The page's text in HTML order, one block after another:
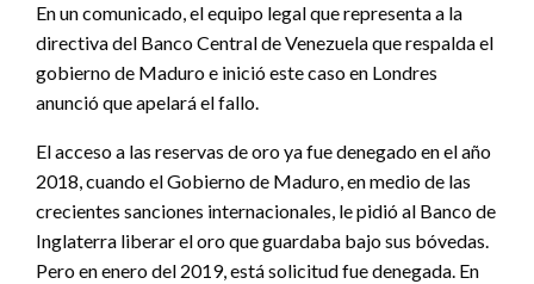
En un comunicado, el equipo legal que representa a la
directiva del Banco Central de Venezuela que respalda el
gobierno de Maduro e inició este caso en Londres
anunció que apelará el fallo.
El acceso a las reservas de oro ya fue denegado en el año
2018, cuando el Gobierno de Maduro, en medio de las
crecientes sanciones internacionales, le pidió al Banco de
Inglaterra liberar el oro que guardaba bajo sus bóvedas.
Pero en enero del 2019, está solicitud fue denegada. En